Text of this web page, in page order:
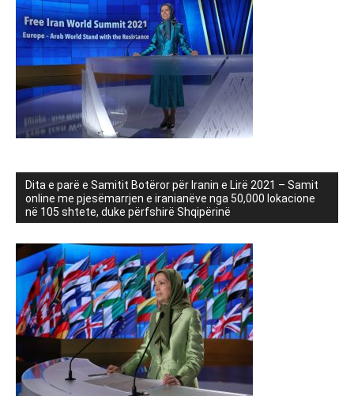
Dita e parë e Samitit Botëror për Iranin e Lirë 2021 – Samit
online me pjesëmarrjen e iranianëve nga 50,000 lokacione
në 105 shtete, duke përfshirë Shqipërinë